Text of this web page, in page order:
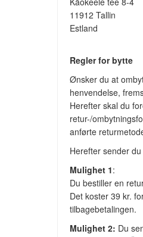
11912 Tallin
Estland
Regler for bytte
Ønsker du at
henvendelse,
Herefter skal du
retur-/
anførte
Herefter sender
Mulighet 1:
Du bestiller en
Det koster 39 kr.
tilbagebetalingen.
Mulighet 2: Du